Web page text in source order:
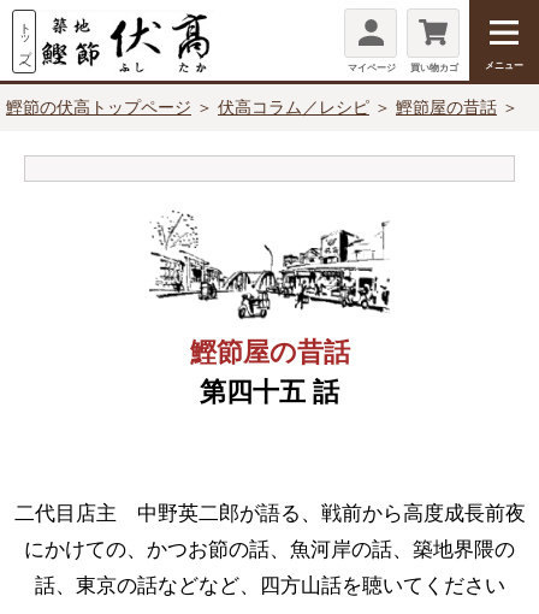
マイページ 買い物カゴ メニュー
鰹節の伏高トップページ ＞ 伏高コラム／レシピ ＞ 鰹節屋の昔話 ＞
鰹節屋の昔話
第 四十五 話
二代目店主 中野英二郎が語る、戦前から高度成長前夜
にかけての、かつお節の話、魚河岸の話、築地界隈の
話、東京の話などなど、四方山話を聴いてください